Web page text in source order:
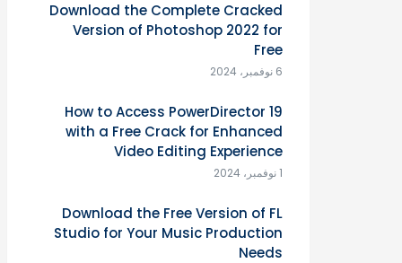
Download the Complete Cracked
Version of Photoshop 2022 for
Free
6 نوفمبر، 2024
How to Access PowerDirector 19
with a Free Crack for Enhanced
Video Editing Experience
1 نوفمبر، 2024
Download the Free Version of FL
Studio for Your Music Production
Needs